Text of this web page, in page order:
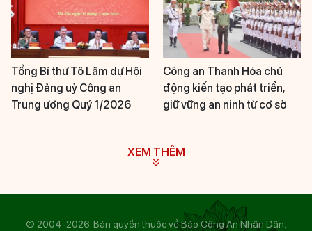
Tổng Bí thư Tô Lâm dự Hội
nghị Đảng uỷ Công an
Trung ương Quý 1/2026
Công an Thanh Hóa chủ
động kiến tạo phát triển,
giữ vững an ninh từ cơ sở
XEM THÊM
© 2004-2026. Bản quyền thuộc về Báo Công An Nhân Dân.